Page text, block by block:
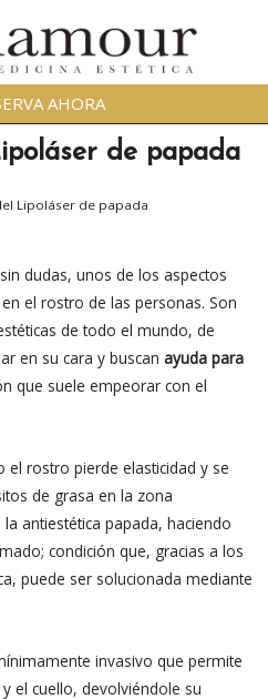
AHORA
de papada
Lipoláser de papada
dudas, unos de los aspectos
el rostro de las personas. Son
de todo el mundo, de
en su cara y buscan ayuda para
que suele empeorar con el
rostro pierde elasticidad y se
de grasa en la zona
antiestética papada, haciendo
condición que, gracias a los
puede ser solucionada mediante
invasivo que permite
el cuello, devolviéndole su